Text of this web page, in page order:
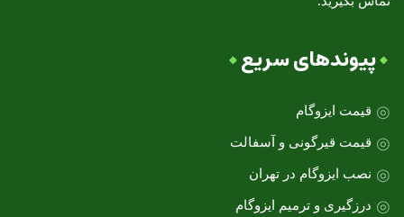
پیوندهای سریع
قیمت ایزوگام
قیمت قیرگونی و آسفالت
نصب ایزوگام در تهران
درزگیری و ترمیم ایزوگام